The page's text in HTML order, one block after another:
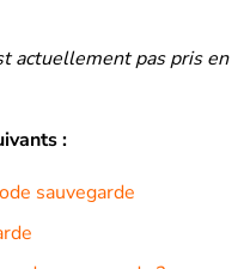
actuellement pas pris en
:
sauvegarde